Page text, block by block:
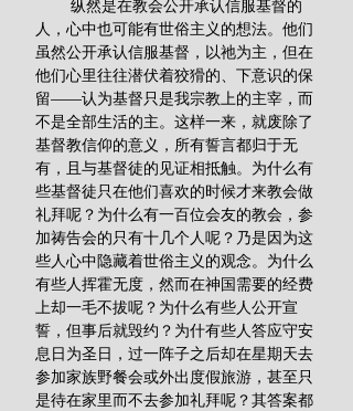
人，心中也可能有世俗主义的想法。他们
虽然公开承认信服基督，以祂为主，但在
他们心里往往潜伏着狡猾的、下意识的保
留——认为基督只是我宗教上的主宰，而
不是全部生活的主。这样一来，就废除了
基督教信仰的意义，所有誓言都归于无
有，且与基督徒的见证相抵触。为什么有
些基督徒只在他们喜欢的时候才来教会做
礼拜呢？为什么有一百位会友的教会，参
加祷告会的只有十几个人呢？乃是因为这
些人心中隐藏着世俗主义的观念。为什么
有些人挥霍无度，然而在神国需要的经费
上却一毛不拔呢？为什么有些人公开宣
誓，但事后就毁约？为什有些人答应守安
息日为圣日，过一阵子之后却在星期天去
参加家族野餐会或外出度假旅游，甚至只
是待在家里而不去参加礼拜呢？其答案都